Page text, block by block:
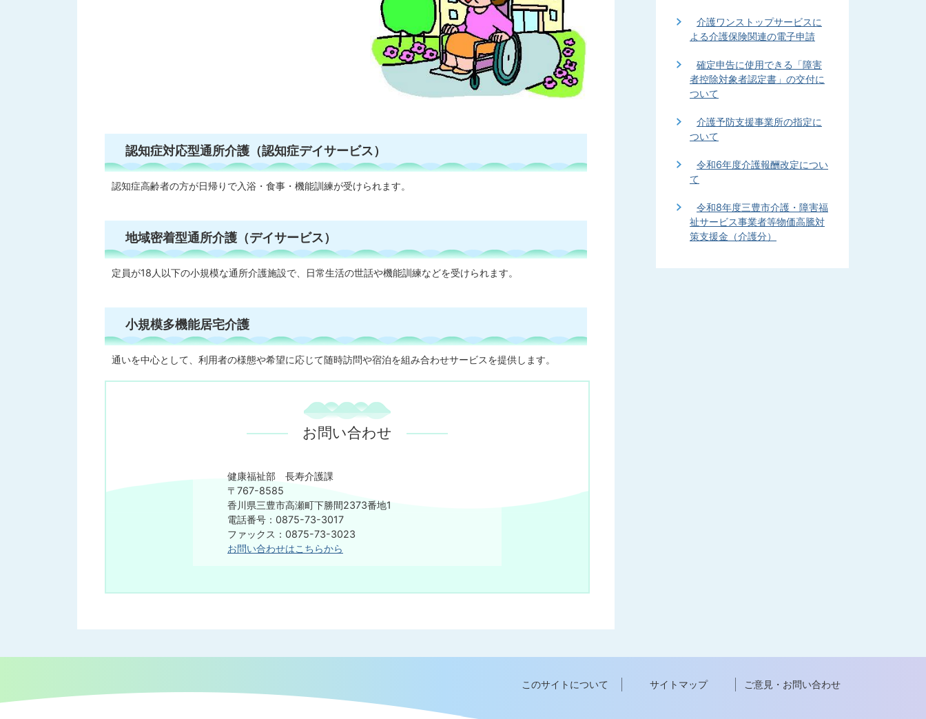
認知症対応型通所介護（認知症デイサービス）
認知症高齢者の方が日帰りで入浴・食事・機能訓練が受けられます。
地域密着型通所介護（デイサービス）
定員が18人以下の小規模な通所介護施設で、日常生活の世話や機能訓練などを受けられます。
小規模多機能居宅介護
通いを中心として、利用者の様態や希望に応じて随時訪問や宿泊を組み合わせサービスを提供します。
お問い合わせ
健康福祉部 長寿介護課
​​​​​​​〒767-8585
香川県三豊市高瀬町下勝間2373番地1
電話番号：0875-73-3017
ファックス：0875-73-3023
お問い合わせはこちらから
介護ワンストップサービスに
よる介護保険関連の電子申請
確定申告に使用できる「障害
者控除対象者認定書」の交付に
ついて
介護予防支援事業所の指定に
ついて
令和6年度介護報酬改定につい
て
令和8年度三豊市介護・障害福
祉サービス事業者等物価高騰対
策支援金（介護分）
このサイトについて サイトマップ ご意見・お問い合わせ